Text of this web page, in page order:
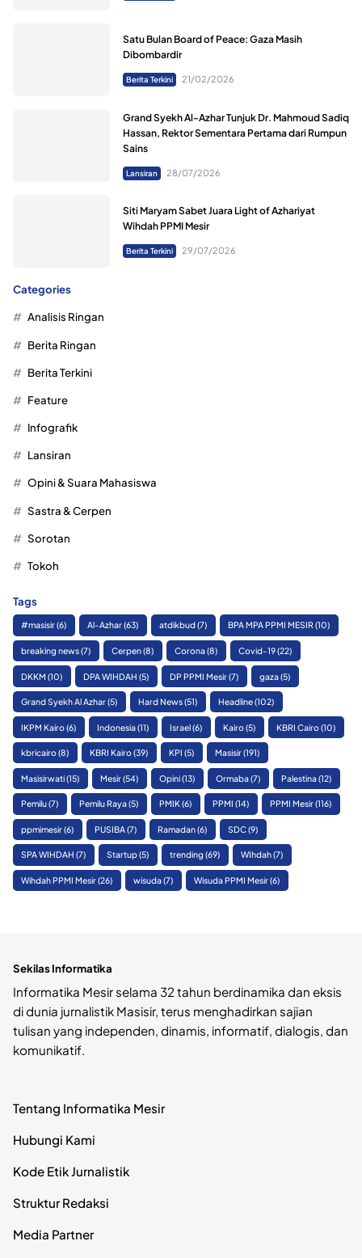
Satu Bulan Board of Peace: Gaza Masih
Dibombardir
Berita Terkini 21/02/2026
Grand Syekh Al-Azhar Tunjuk Dr. Mahmoud Sadiq
Hassan, Rektor Sementara Pertama dari Rumpun
Sains
Lansiran 28/07/2026
Siti Maryam Sabet Juara Light of Azhariyat
Wihdah PPMI Mesir
Berita Terkini 29/07/2026
Categories
Analisis Ringan
Berita Ringan
Berita Terkini
Feature
Infografik
Lansiran
Opini & Suara Mahasiswa
Sastra & Cerpen
Sorotan
Tokoh
Tags
#masisir(6) Al-Azhar(63) atdikbud(7) BPA MPA PPMI MESIR(10)
breaking news(7) Cerpen(8) Corona(8) Covid-19(22)
DKKM (10) DPA WIHDAH (5) DP PPMI Mesir(7) gaza(5)
Grand Syekh Al Azhar(5) Hard News(51) Headline(102)
IKPM Kairo(6) Indonesia(11) Israel(6) Kairo(5) KBRI Cairo(10)
kbricairo(8) KBRI Kairo(39) KPI (5) Masisir(191)
Masisirwati(15) Mesir(54) Opini(13) Ormaba(7) Palestina(12)
Pemilu(7) Pemilu Raya(5) PMIK(6) PPMI (14) PPMI Mesir(116)
ppmimesir(6) PUSIBA(7) Ramadan(6) SDC(9)
SPA WIHDAH (7) Startup(5) trending (69) WIhdah(7)
Wihdah PPMI Mesir(26) wisuda(7) Wisuda PPMI Mesir(6)
Sekilas Informatika
Informatika Mesir selama 32 tahun berdinamika dan eksis
di dunia jurnalistik Masisir, terus menghadirkan sajian
tulisan yang independen, dinamis, informatif, dialogis, dan
komunikatif.
Tentang Informatika Mesir
Hubungi Kami
Kode Etik Jurnalistik
Struktur Redaksi
Media Partner